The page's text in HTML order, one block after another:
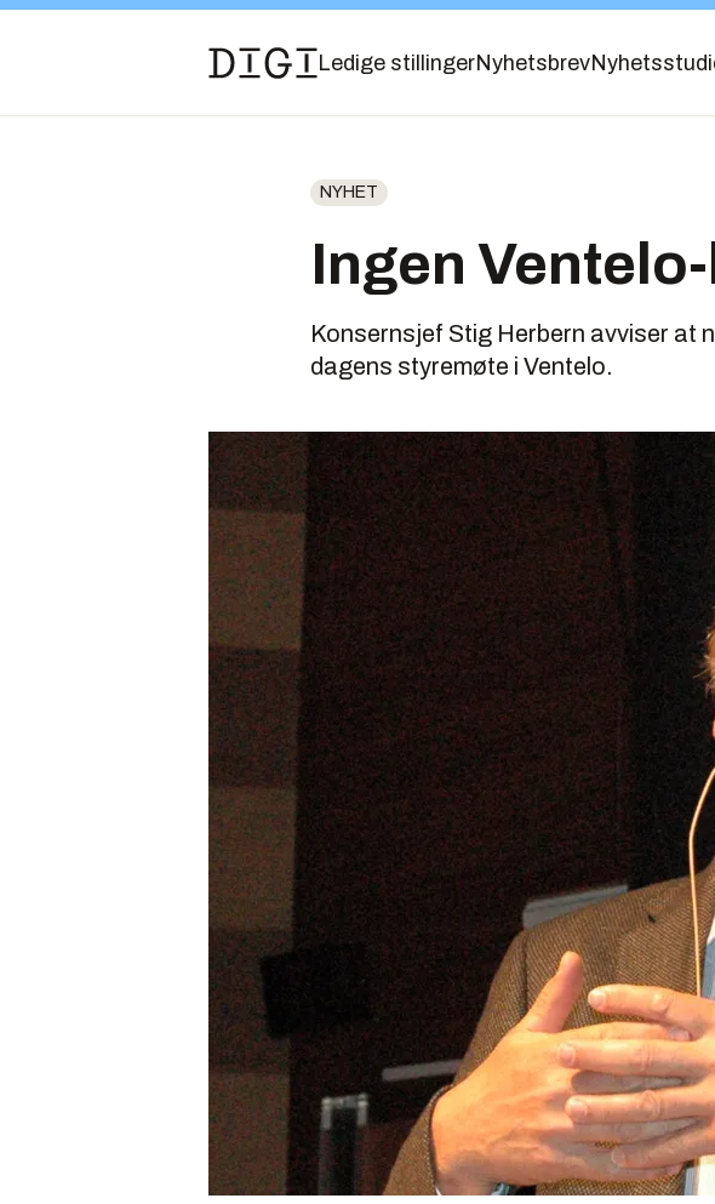
Ledige stillingerNyhetsbrev
NYHET
Ingen
Konsernsjef Stig Herbern avviser at
dagens styremøte i Ventelo.